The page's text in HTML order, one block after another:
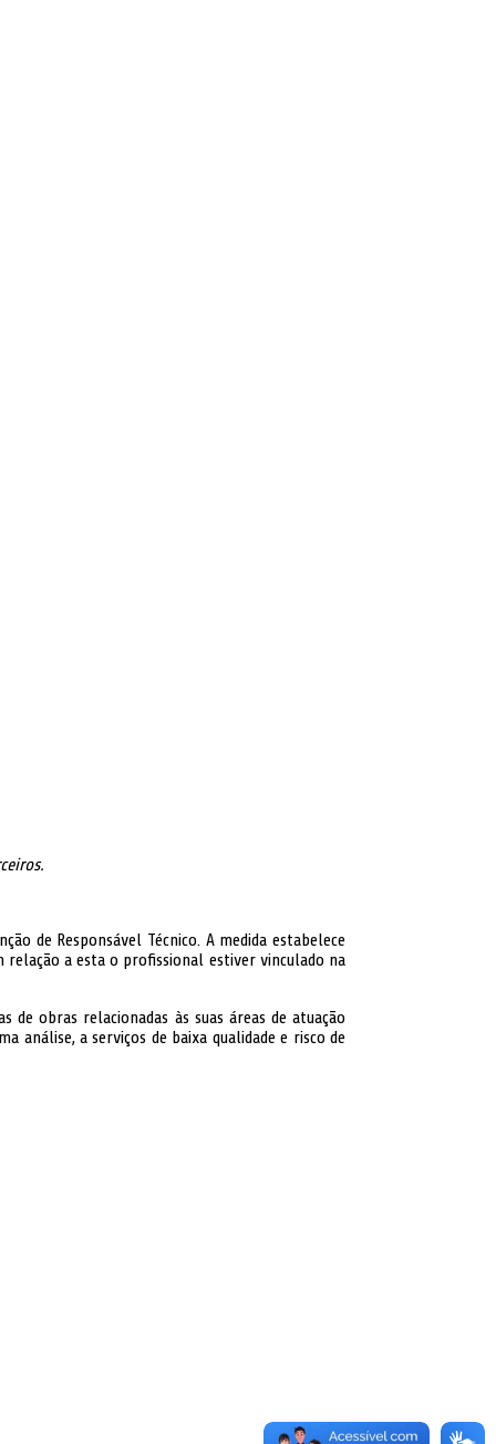
de Responsável Técnico. A medida estabelece
relação a esta o profissional estiver vinculado na
obras relacionadas às suas áreas de atuação
análise, a serviços de baixa qualidade e risco de